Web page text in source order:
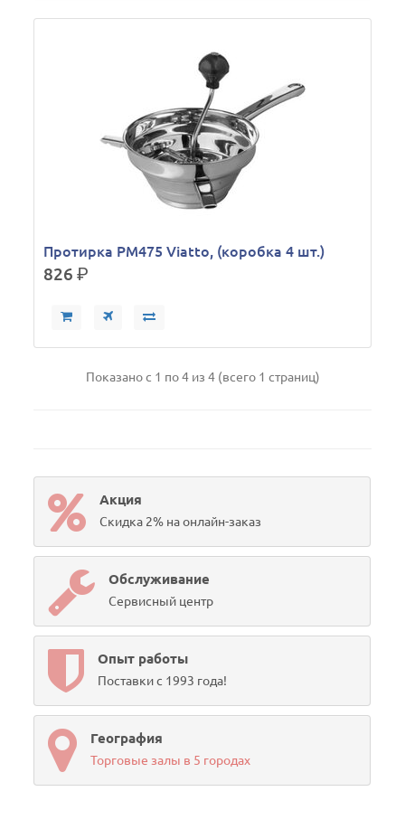
Протирка PM475 Viatto, (коробка 4 шт.)
826р.
Показано с 1 по 4 из 4 (всего 1 страниц)
Акция
Скидка 2% на онлайн-заказ
Обслуживание
Сервисный центр
Опыт работы
Поставки с 1993 года!
География
Торговые залы в 5 городах